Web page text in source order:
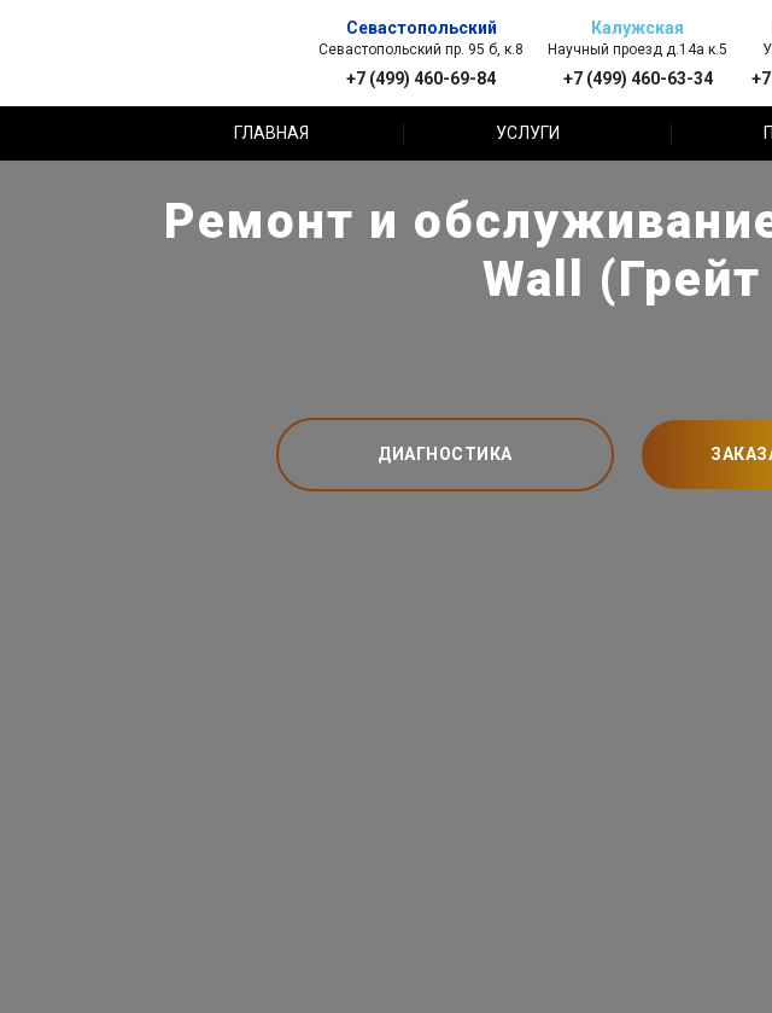
Севастопольский
Севастопольский пр. 95 б, к.8
+7 (499) 460-69-84
Калужская
Научный проезд д.14а к.5
+7 (499) 460-63-34
ГЛАВНАЯ УСЛУГИ
Ремонт и
Wall
ДИАГНОСТИКА